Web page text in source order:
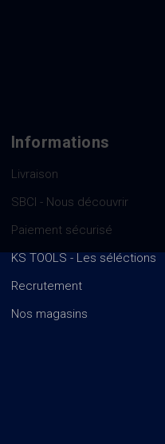
Informations
Livraison
SBCI - Nous découvrir
Paiement sécurisé
KS TOOLS - Les séléctions
Recrutement
Nos magasins